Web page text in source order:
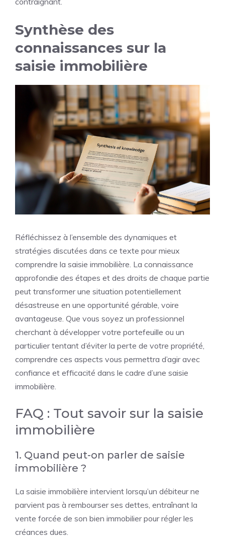
Synthèse des
connaissances sur la
saisie immobilière
Réfléchissez à l’ensemble des dynamiques et
stratégies discutées dans ce texte pour mieux
comprendre la saisie immobilière. La connaissance
approfondie des étapes et des droits de chaque partie
peut transformer une situation potentiellement
désastreuse en une opportunité gérable, voire
avantageuse. Que vous soyez un professionnel
cherchant à développer votre portefeuille ou un
particulier tentant d’éviter la perte de votre propriété,
comprendre ces aspects vous permettra d’agir avec
confiance et efficacité dans le cadre d’une saisie
immobilière.
FAQ : Tout savoir sur la saisie
immobilière
1. Quand peut-on parler de saisie
immobilière ?
La saisie immobilière intervient lorsqu’un débiteur ne
parvient pas à rembourser ses dettes, entraînant la
vente forcée de son bien immobilier pour régler les
créances dues.